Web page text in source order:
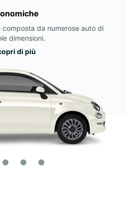
da numerose auto di
dimensioni.
di più